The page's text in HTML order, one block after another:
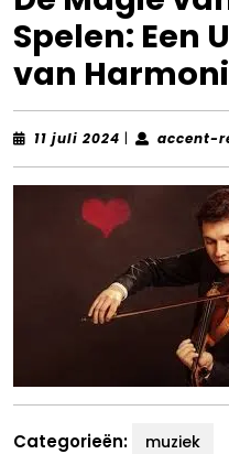
Spelen: Een
van
11 juli 2024 11| accent-
Categorieën: muziek